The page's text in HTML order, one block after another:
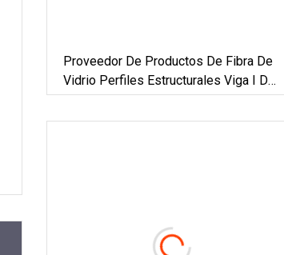
Proveedor De Productos De Fibra De
Vidrio Perfiles Estructurales Viga I De
Plástico Viga H FRP.